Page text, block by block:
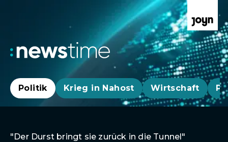
Politik Krieg in Nahost Wirtschaft
"Der Durst bringt sie zurück in die Tunnel"